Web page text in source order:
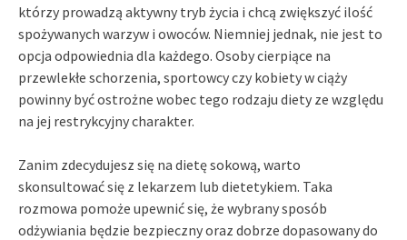
którzy prowadzą aktywny tryb życia i chcą zwiększyć ilość
spożywanych warzyw i owoców. Niemniej jednak, nie jest to
opcja odpowiednia dla każdego. Osoby cierpiące na
przewlekłe schorzenia, sportowcy czy kobiety w ciąży
powinny być ostrożne wobec tego rodzaju diety ze względu
na jej restrykcyjny charakter.
Zanim zdecydujesz się na dietę sokową, warto
skonsultować się z lekarzem lub dietetykiem. Taka
rozmowa pomoże upewnić się, że wybrany sposób
odżywiania będzie bezpieczny oraz dobrze dopasowany do